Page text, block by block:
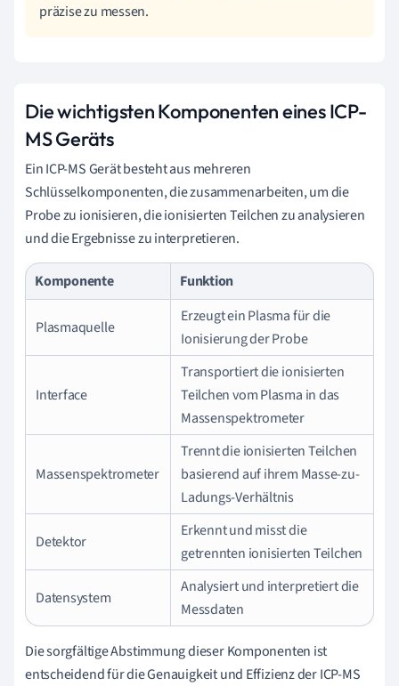
präzise zu messen.
Die wichtigsten Komponenten eines ICP-
MS Geräts
Ein ICP-MS Gerät besteht aus mehreren
Schlüsselkomponenten, die zusammenarbeiten, um die
Probe zu ionisieren, die ionisierten Teilchen zu analysieren
und die Ergebnisse zu interpretieren.
Komponente Funktion
Plasmaquelle
Erzeugt ein Plasma für die
Ionisierung der Probe
Interface
Transportiert die ionisierten
Teilchen vom Plasma in das
Massenspektrometer
Massenspektrometer
Trennt die ionisierten Teilchen
basierend auf ihrem Masse-zu-
Ladungs-Verhältnis
Detektor
Erkennt und misst die
getrennten ionisierten Teilchen
Datensystem
Analysiert und interpretiert die
Messdaten
Die sorgfältige Abstimmung dieser Komponenten ist
entscheidend für die Genauigkeit und Effizienz der ICP-MS